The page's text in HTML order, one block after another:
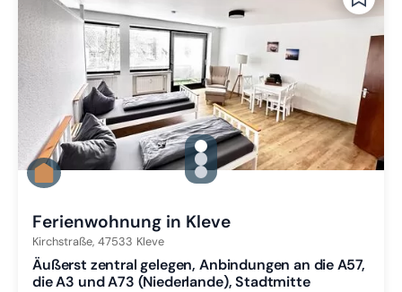
gallery.slide_selector
Zu Slide 1 wechseln
Zu Slide 2 wechseln
Zu Slide 3 wechseln
Ferienwohnung in Kleve
Kirchstraße, 47533 Kleve
Äußerst zentral gelegen, Anbindungen an die A57,
die A3 und A73 (Niederlande), Stadtmitte